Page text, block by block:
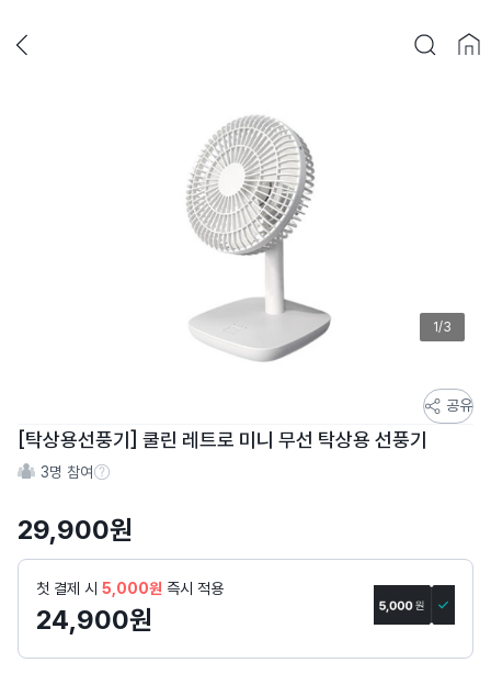
1/3
토
어
스
리
상
지
공유
[탁상용선풍기] 쿨린 레트로 미니 무선 탁상용 선풍기
3명 참여참여 수 정보
29,900원
첫 결제 시 5,000원 즉시 적용
24,900원